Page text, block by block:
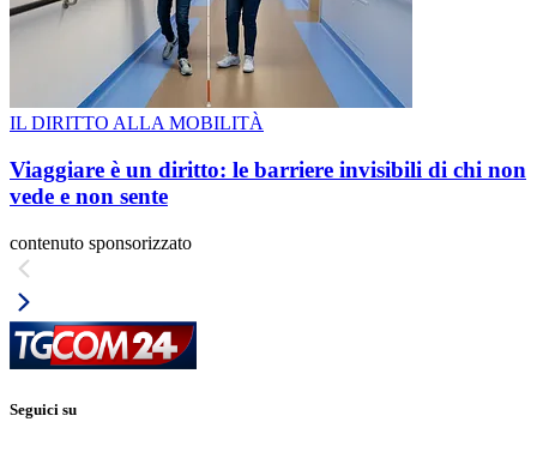
IL DIRITTO ALLA MOBILITÀ
Viaggiare è un diritto: le barriere invisibili di chi non
vede e non sente
contenuto sponsorizzato
Seguici su